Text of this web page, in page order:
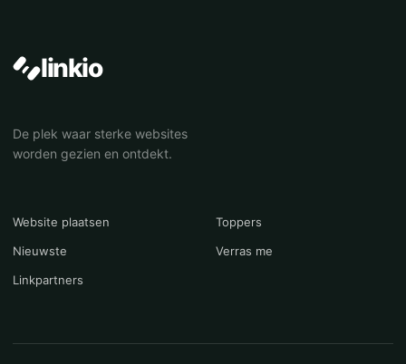
linkio
De plek waar sterke websites
worden gezien en ontdekt.
Website plaatsen
Toppers
Nieuwste
Verras me
Linkpartners